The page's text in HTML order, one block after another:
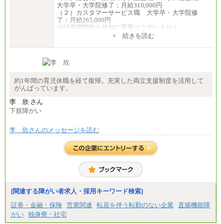
大学卒・大学院修了：月給310,000円
（２）カスタマーサービス職 大学卒・大学院修
了：月給265,000円
※試用期間中も給与に変更はございません
+ 続きを読む
約1年間の育児休職を経て復帰。充実した両立支援制度を活用して
がんばっています。
李 欣 さん
下肢障がい
李 欣さんのメッセージを読む
[関連する障がい者求人・採用キーワード検索]
証券・金融・保険 営業関連 転居を伴う転勤のない企業
直腸機能障
がい 独身寮・社宅